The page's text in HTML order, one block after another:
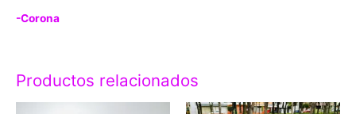
-Corona
Productos relacionados